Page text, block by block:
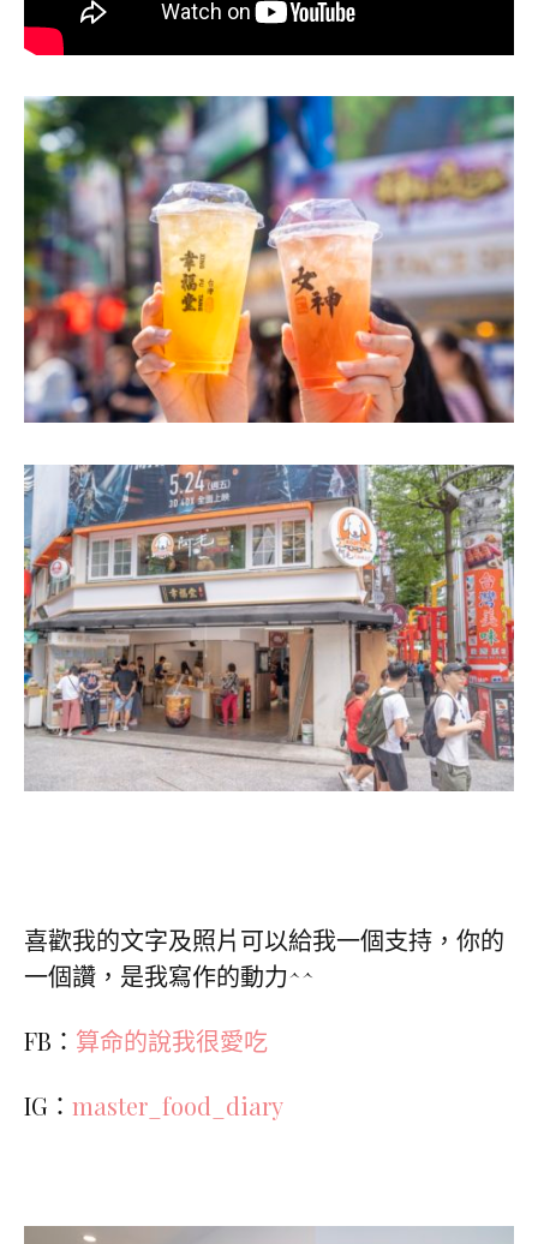
喜歡我的文字及照片可以給我一個支持，你的
一個讚，是我寫作的動力^^
FB： 算命的說我很愛吃
IG： master_food_diary